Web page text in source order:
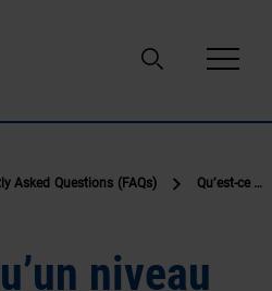
Asked Questions (FAQs) Qu’est-ce qu’un niveau de strate pour les structures de serveurs de temps ?
niveau